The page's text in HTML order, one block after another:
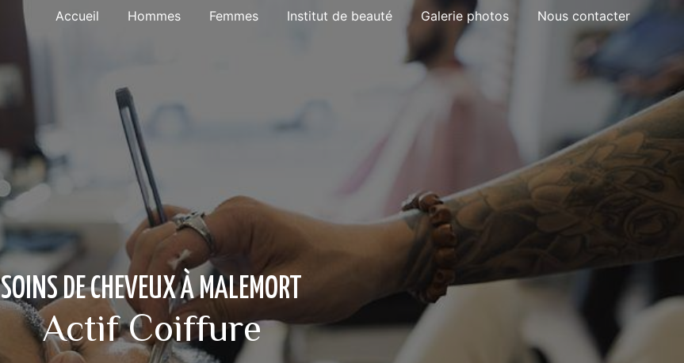
Accueil Hommes Femmes Institut de beauté Galerie photos Nous contacter
SOINS DE CHEVEUX À MALEMORT
Actif Coiffure